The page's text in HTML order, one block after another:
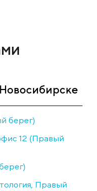
берег)
12 (Правый
Правый